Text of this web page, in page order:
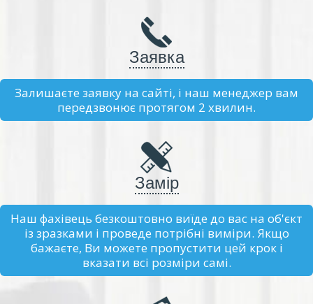
Заявка
Залишаєте заявку на сайті, і наш менеджер вам
передзвонює протягом 2 хвилин.
Замір
Наш фахівець безкоштовно виїде до вас на об'єкт
із зразками і проведе потрібні виміри. Якщо
бажаєте, Ви можете пропустити цей крок і
вказати всі розміри самі.